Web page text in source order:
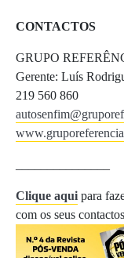
CONTACTOS
GRUPO
Gerente: Luís
219 560 860
Clique aqui para
com os seus